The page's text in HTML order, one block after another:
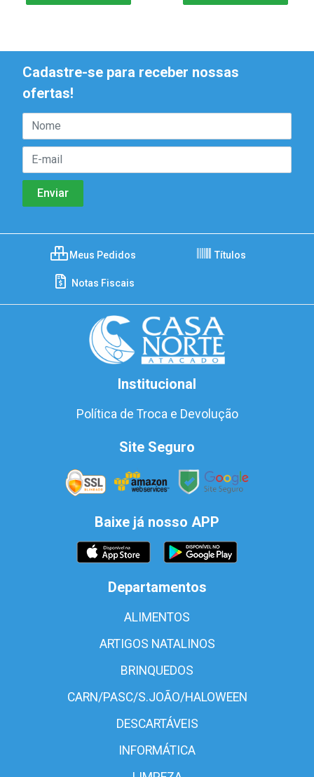
Cadastre-se para receber nossas
ofertas!
Meus Pedidos Títulos
Notas Fiscais
Institucional
Política de Troca e Devolução
Site Seguro
Baixe já nosso APP
Departamentos
ALIMENTOS
ARTIGOS NATALINOS
BRINQUEDOS
CARN/PASC/S.JOÃO/HALOWEEN
DESCARTÁVEIS
INFORMÁTICA